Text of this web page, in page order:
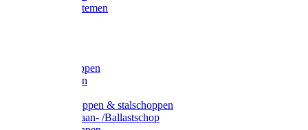
Ophangsystemen
Betonschoppen
Schepbatsen
Ballastschoppen & stalschoppen
Slijtsrip Graan- /Ballastschop